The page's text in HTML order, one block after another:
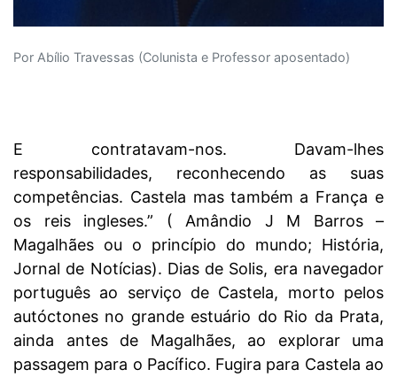
Por Abílio Travessas (Colunista e Professor aposentado)
E contratavam-nos. Davam-lhes
responsabilidades, reconhecendo as suas
competências. Castela mas também a França e
os reis ingleses.” ( Amândio J M Barros –
Magalhães ou o princípio do mundo; História,
Jornal de Notícias). Dias de Solis, era navegador
português ao serviço de Castela, morto pelos
autóctones no grande estuário do Rio da Prata,
ainda antes de Magalhães, ao explorar uma
passagem para o Pacífico. Fugira para Castela ao